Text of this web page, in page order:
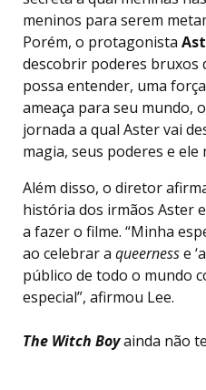
meninos para serem
Porém, o protagonista
descobrir poderes bruxos
possa entender, uma
ameaça para seu mundo,
jornada a qual Aster vai
magia, seus poderes e ele
Além disso, o diretor
história dos irmãos Aster
a fazer o filme. “Minha
ao celebrar a queernesse
público de todo o mundo
especial”, afirmou Lee.
The Witch Boyainda não